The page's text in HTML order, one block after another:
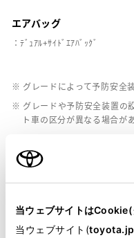
当ウェブサイトはCookie(
当ウェブサイト(toyota.jp
エアバッグ
：ﾃﾞｭｱﾙ+ｻｲﾄﾞｴｱﾊﾞｯｸﾞ
※ グレードによって予防安全
※ グレードや予防安全装置の
ト車の区分が異なる場合が
す。また、道路状況、車両
ます。詳しくは、販売店ス
※ 予防安全装置はドライバー